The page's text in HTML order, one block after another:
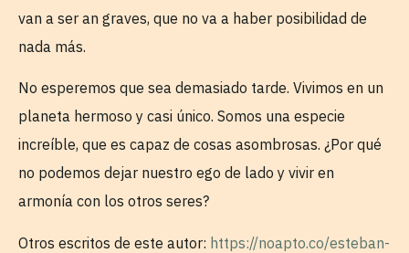
van a ser an graves, que no va a haber posibilidad de
nada más.
No esperemos que sea demasiado tarde. Vivimos en un
planeta hermoso y casi único. Somos una especie
increíble, que es capaz de cosas asombrosas. ¿Por qué
no podemos dejar nuestro ego de lado y vivir en
armonía con los otros seres?
Otros escritos de este autor: https://noapto.co/esteban-